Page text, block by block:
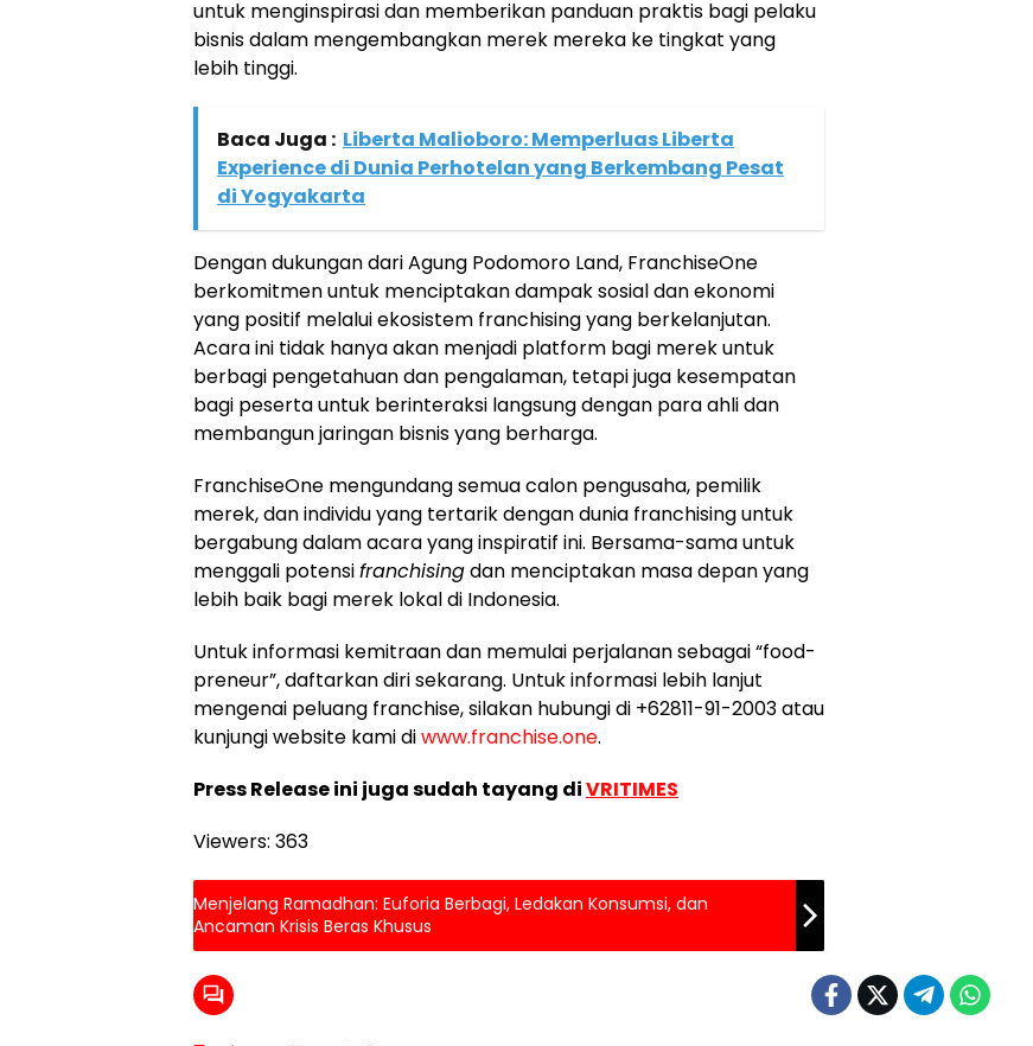
untuk menginspirasi dan memberikan panduan praktis bagi pelaku
bisnis dalam mengembangkan merek mereka ke tingkat yang
lebih tinggi.
Baca Juga : Liberta Malioboro: Memperluas Liberta
Experience di Dunia Perhotelan yang Berkembang Pesat
di Yogyakarta
Dengan dukungan dari Agung Podomoro Land, FranchiseOne
berkomitmen untuk menciptakan dampak sosial dan ekonomi
yang positif melalui ekosistem franchising yang berkelanjutan.
Acara ini tidak hanya akan menjadi platform bagi merek untuk
berbagi pengetahuan dan pengalaman, tetapi juga kesempatan
bagi peserta untuk berinteraksi langsung dengan para ahli dan
membangun jaringan bisnis yang berharga.
FranchiseOne mengundang semua calon pengusaha, pemilik
merek, dan individu yang tertarik dengan dunia franchising untuk
bergabung dalam acara yang inspiratif ini. Bersama-sama untuk
menggali potensifranchisingdan menciptakan masa depan yang
lebih baik bagi merek lokal di Indonesia.
Untuk informasi kemitraan dan memulai perjalanan sebagai “food-
preneur”, daftarkan diri sekarang. Untuk informasi lebih lanjut
mengenai peluang franchise, silakan hubungi di +62811-91-2003 atau
kunjungi website kami diwww.franchise.one.
Press Release ini juga sudah tayang diVRITIMES
Viewers: 363
Menjelang Ramadhan: Euforia Berbagi, Ledakan Konsumsi, dan
Ancaman Krisis Beras Khusus